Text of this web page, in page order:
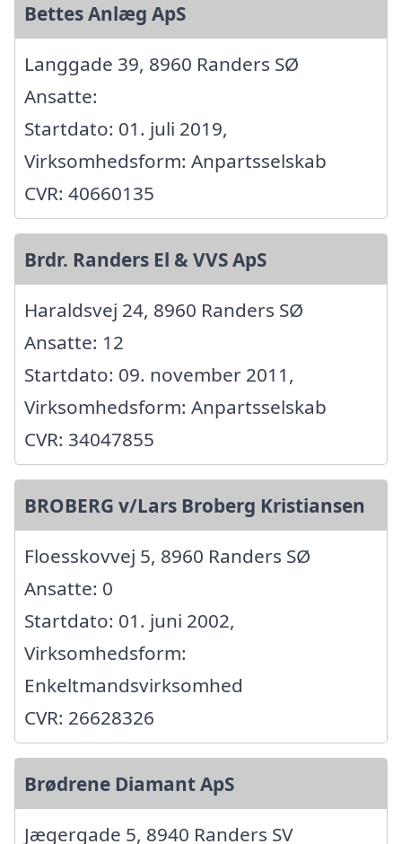
Bettes Anlæg ApS
Langgade 39, 8960 Randers SØ
Ansatte:
Startdato: 01. juli 2019,
Virksomhedsform: Anpartsselskab
CVR: 40660135
Brdr. Randers El & VVS ApS
Haraldsvej 24, 8960 Randers SØ
Ansatte: 12
Startdato: 09. november 2011,
Virksomhedsform: Anpartsselskab
CVR: 34047855
BROBERG v/Lars Broberg Kristiansen
Floesskovvej 5, 8960 Randers SØ
Ansatte: 0
Startdato: 01. juni 2002,
Virksomhedsform:
Enkeltmandsvirksomhed
CVR: 26628326
Brødrene Diamant ApS
Jægergade 5, 8940 Randers SV